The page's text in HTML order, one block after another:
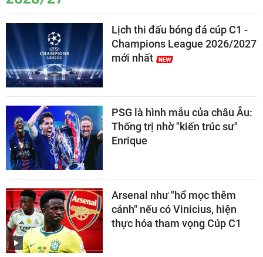
Lịch thi đấu bóng đá cúp C1 -
Champions League 2026/2027
mới nhất
PSG là hình mẫu của châu Âu:
Thống trị nhờ "kiến trúc sư"
Enrique
Arsenal như "hổ mọc thêm
cánh" nếu có Vinicius, hiện
thực hóa tham vọng Cúp C1